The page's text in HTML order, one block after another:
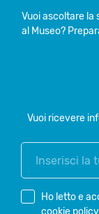
Vuoi ascoltare la
al Museo?
Vuoi ricevere
Ho letto e
cookie policy